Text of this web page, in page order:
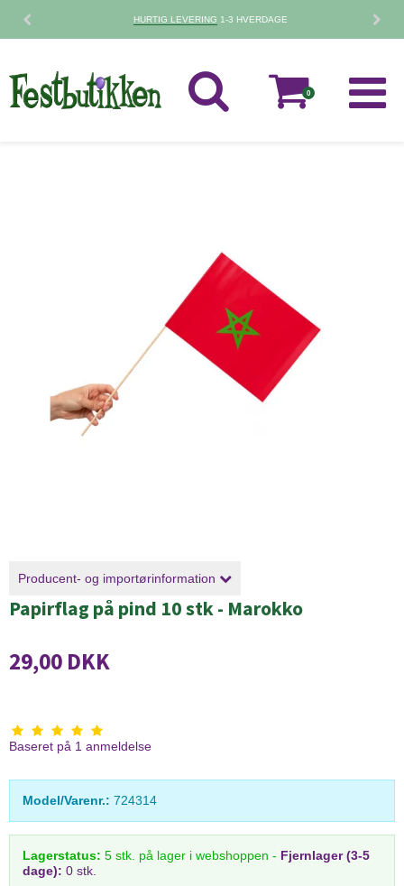
HURTIG LEVERING1-3 HVERDAGE
0
Producent- og importørinformation
Papirflag på pind 10 stk - Marokko
29,00 DKK
Baseret på 1 anmeldelse
Model/Varenr.: 724314
Lagerstatus: 5 stk. på lager i webshoppen - Fjernlager (3-5
dage): 0 stk.